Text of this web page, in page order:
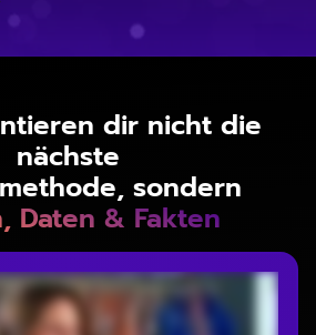
dir nicht die
nächste
sondern
Daten & Fakten